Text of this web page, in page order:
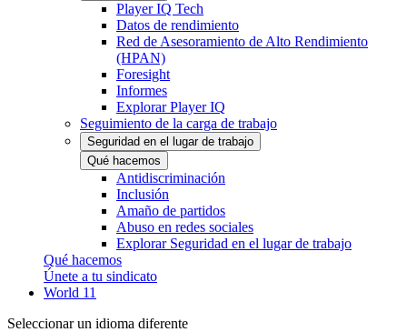
Player IQ Tech
Datos de rendimiento
Red de Asesoramiento de Alto Rendimiento
(HPAN)
Foresight
Informes
Explorar Player IQ
Seguimiento de la carga de trabajo
Seguridad en el lugar de trabajo
Qué hacemos
Antidiscriminación
Inclusión
Amaño de partidos
Abuso en redes sociales
Explorar Seguridad en el lugar de trabajo
Qué hacemos
Únete a tu sindicato
World 11
Seleccionar un idioma diferente